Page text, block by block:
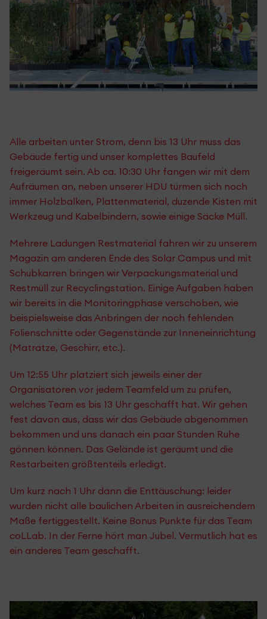
Alle arbeiten unter Strom, denn bis 13 Uhr muss das
Gebäude fertig und unser komplettes Baufeld
freigeräumt sein. Ab ca. 10:30 Uhr fangen wir mit dem
Aufräumen an, neben unserer HDU türmen sich noch
immer Holzbalken, Plattenmaterial, duzende Kisten mit
Werkzeug und Kabelbindern, sowie einige Säcke Müll.
Mehrere Ladungen Restmaterial fahren wir zu unserem
Magazin am anderen Ende des Solar Campus und mit
Schubkarren bringen wir Verpackungsmaterial und
Restmüll zur Recyclingstation. Einige Aufgaben haben
wir bereits in die Monitoringphase verschoben, wie
beispielsweise das Anbringen der noch fehlenden
Folienschnitte oder Gegenstände zur Inneneinrichtung
(Matratze, Geschirr, etc.).
Um 12:55 Uhr platziert sich jeweils einer der
Organisatoren vor jedem Teamfeld um zu prüfen,
welches Team es bis 13 Uhr geschafft hat. Wir gehen
fest davon aus, dass wir das Gebäude abgenommen
bekommen und uns danach ein paar Stunden Ruhe
gönnen können. Das Gelände ist geräumt und die
Restarbeiten größtenteils erledigt.
Um kurz nach 1 Uhr dann die Enttäuschung: leider
wurden nicht alle baulichen Arbeiten in ausreichendem
Maße fertiggestellt. Keine Bonus Punkte für das Team
coLLab. In der Ferne hört man Jubel. Vermutlich hat es
ein anderes Team geschafft.